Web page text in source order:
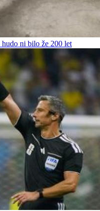
ni bilo že 200 let